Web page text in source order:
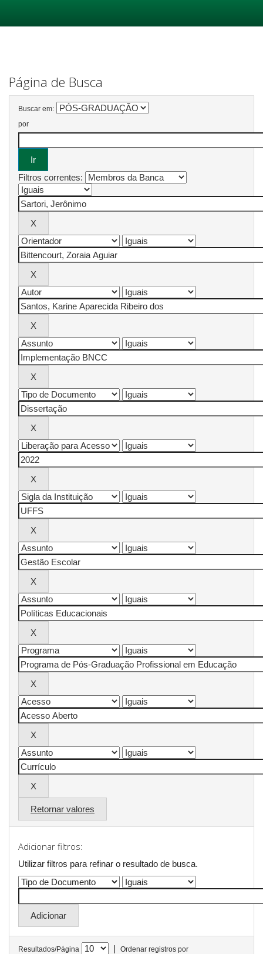
Página de Busca
Buscar em:
por
Filtros correntes:
Retornar valores
Adicionar filtros:
Utilizar filtros para refinar o resultado de busca.
Resultados/Página |
Ordenar registros por